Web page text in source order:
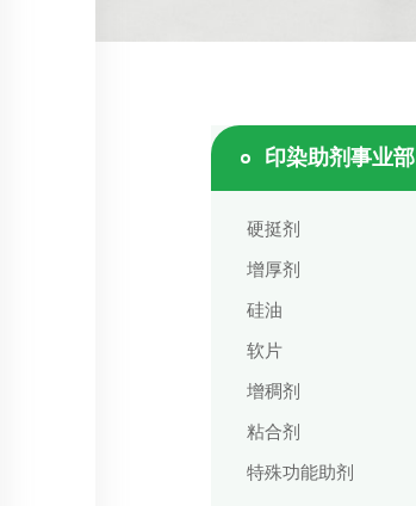
印染助剂事业部
硬挺剂
增厚剂
硅油
软片
增稠剂
粘合剂
特殊功能助剂